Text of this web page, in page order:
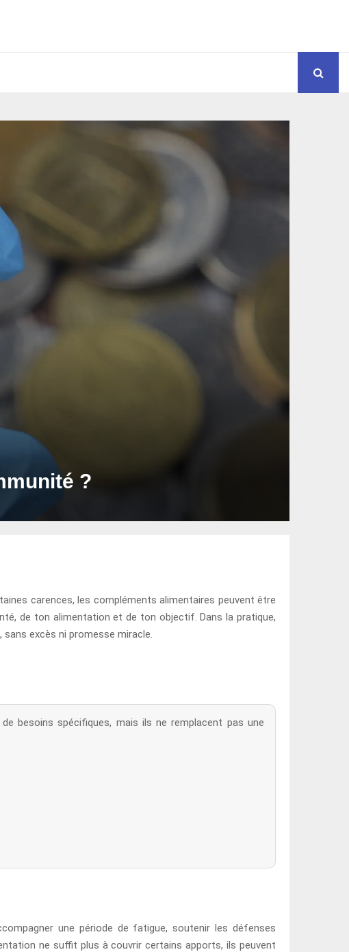
?
carences, les compléments alimentaires peuvent être
de ton alimentation et de ton objectif. Dans la pratique,
sans excès ni promesse miracle.
besoins spécifiques, mais ils ne remplacent pas une
une période de fatigue, soutenir les défenses
ne suffit plus à couvrir certains apports, ils peuvent